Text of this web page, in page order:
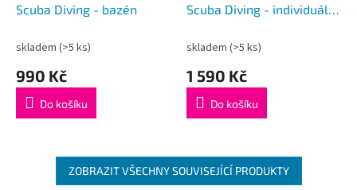
Scuba Diving - bazén
skladem (>5 ks)
990 Kč
Do košíku
Scuba Diving - individuální
volné vodě
skladem (>5 ks)
1 590 Kč
Do košíku
ZOBRAZIT VŠECHNY SOUVISEJÍCÍ PRODUKTY